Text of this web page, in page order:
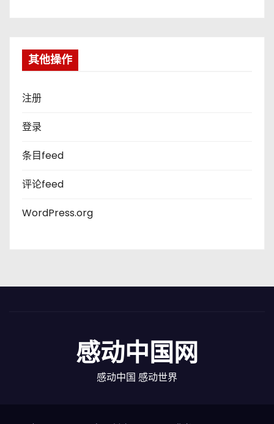
其他操作
注册
登录
条目feed
评论feed
WordPress.org
感动中国网
感动中国 感动世界